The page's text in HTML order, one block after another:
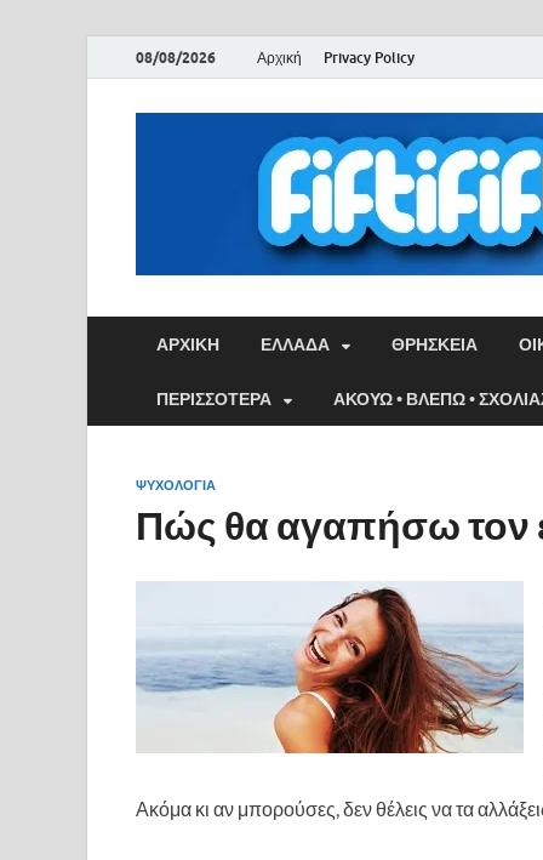
08/08/2026 Αρχική Privacy Policy
ΑΡΧΙΚΉ ΕΛΛΑΔΑ ΘΡΗΣΚΕΙΑ
ΠΕΡΙΣΣΟΤΕΡΑ ΑΚΟΥΩ • ΒΛΕΠΩ •
ΨΥΧΟΛΟΓΙΑ
Πώς θα αγαπήσω τον
Ακόμα κι αν μπορούσες, δεν θέλεις να τα